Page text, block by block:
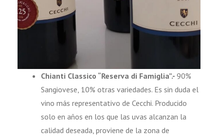
Chianti Classico “Reserva di Famiglia”.- 90%
Sangiovese, 10% otras variedades. Es sin duda el
vino más representativo de Cecchi. Producido
solo en años en los que las uvas alcanzan la
calidad deseada, proviene de la zona de